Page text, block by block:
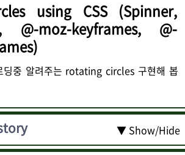
using CSS (Spinner,
@-moz-keyframes, @-
딩중 알려주는 rotating circles 구현해 봅
▼ Show/Hide